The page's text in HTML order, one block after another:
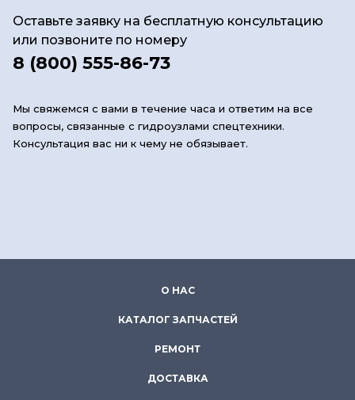
Оставьте заявку на бесплатную консультацию
или позвоните по номеру
8 (800) 555-86-73
Мы свяжемся с вами в течение часа и ответим на все
вопросы, связанные с гидроузлами спецтехники.
Консультация вас ни к чему не обязывает.
О НАС
КАТАЛОГ ЗАПЧАСТЕЙ
РЕМОНТ
ДОСТАВКА